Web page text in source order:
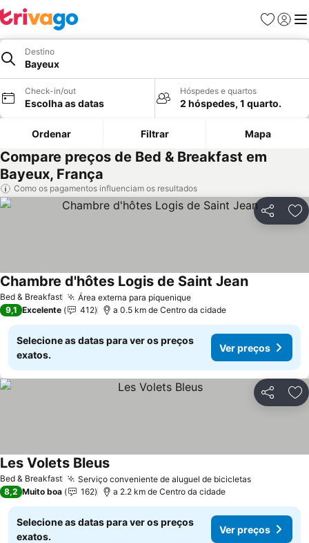
Favoritos
Iniciar
Destino
Bayeux
Check-in/out
Escolha as datas
Hóspedes e quartos
2 hóspedes, 1 quarto.
Ordenar Filtrar Mapa
Compare preços de Bed & Breakfast em
Bayeux, França
Como os pagamentos influenciam os resultados
Partilhar
Bed & Breakfast Área externa para piqueniqueVer preços
Chambre d'hôtes Logis de Saint JeanVer preços
9,1 Excelente 412 a 0.5 km de Centro da cidade
Selecione as datas para ver os preços
exatos.
Ver preços
Partilhar
Bed & Breakfast Serviço conveniente de aluguel de bicicletasVer preços
Les Volets BleusVer preços
8,2 Muito boa 162 a 2.2 km de Centro da cidade
Selecione as datas para ver os preços
exatos.
Ver preços